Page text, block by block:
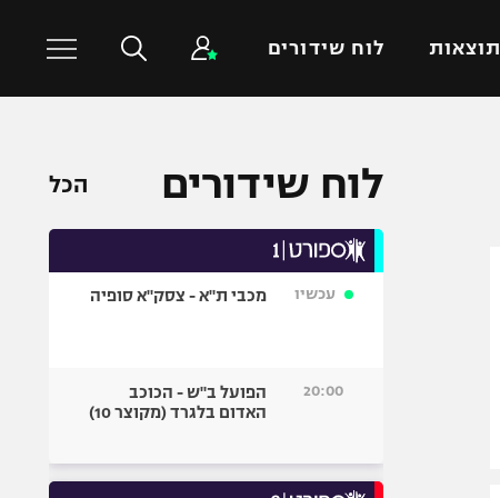
תוצאות לוח שידורים
כדורסל עולמי
כדורעף
ספורט אולימפי
היאבקות WWE
לוח שידורים הכל
עכשיו מכבי ת"א - צסק"א סופיה
20:00
הפועל ב"ש - הכוכב
האדום בלגרד (מקוצר 10)